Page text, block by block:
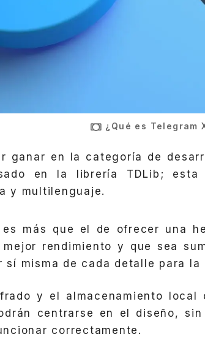
¿Qué es Telegram
ganar en la categoría de
en la librería TDLib;
y multilenguaje.
más que el de ofrecer una
mejor rendimiento y que sea
sí misma de cada detalle para la
y el almacenamiento local
centrarse en el diseño,
correctamente.